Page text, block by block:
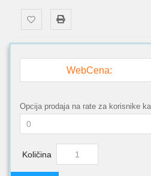
WebCena:
Opcija prodaja na rate za korisnike
Količina